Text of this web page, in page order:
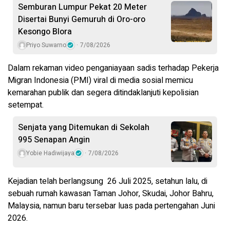
Semburan Lumpur Pekat 20 Meter
Disertai Bunyi Gemuruh di Oro-oro
Kesongo Blora
Priyo Suwarno 7/08/2026
Dalam rekaman video penganiayaan sadis terhadap Pekerja
Migran Indonesia (PMI) viral di media sosial memicu
kemarahan publik dan segera ditindaklanjuti kepolisian
setempat.
Senjata yang Ditemukan di Sekolah
995 Senapan Angin
Yobie Hadiwijaya 7/08/2026
Kejadian telah berlangsung 26 Juli 2025, setahun lalu, di
sebuah rumah kawasan Taman Johor, Skudai, Johor Bahru,
Malaysia, namun baru tersebar luas pada pertengahan Juni
2026.